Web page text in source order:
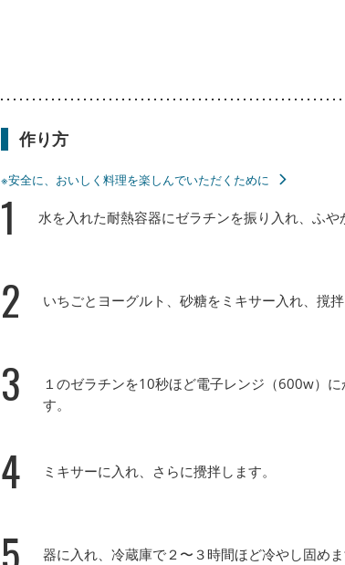
作り方
※安全に、おいしく料理を楽しんでいただくために
1 水を入れた耐熱容器にゼラチンを振り入れ、ふや
2 いちごとヨーグルト、砂糖をミキサー入れ、撹拌
3
１のゼラチンを10秒ほど電子レンジ（600w）
す。
4 ミキサーに入れ、さらに攪拌します。
器に入れ、冷蔵庫で２〜３時間ほど冷やし固め